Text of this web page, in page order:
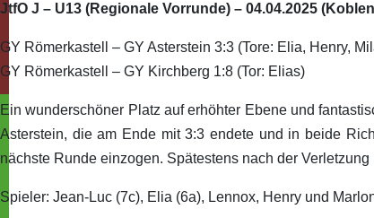
JtfO J – U13 (Regionale Vorrunde) – 04.04.2025
GY Römerkastell – GY Asterstein 3:3 (Tore: Elia, Henry,
GY Römerkastell – GY Kirchberg 1:8 (Tor: Elias)
Ein wunderschöner Platz auf erhöhter Ebene und
Asterstein, die am Ende mit 3:3 endete und in beide
nächste Runde einzogen. Spätestens nach der
Spieler: Jean-Luc (7c), Elia (6a), Lennox, Henry und